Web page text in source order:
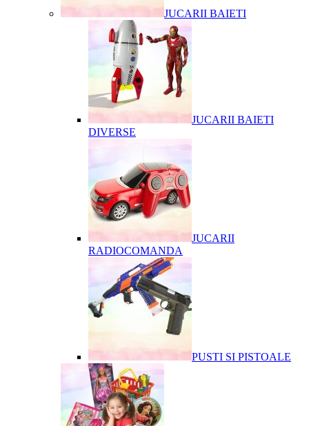
JUCARII BAIETI
JUCARII BAIETI
DIVERSE
JUCARII
RADIOCOMANDA
PUSTI SI PISTOALE